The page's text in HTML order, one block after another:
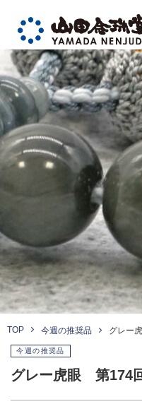
今週
TOP 今週の推奨品 グレー
今週の推奨品
グレー虎眼 第174